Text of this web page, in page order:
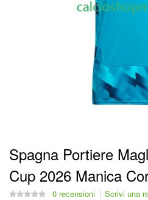
Spagna Portiere
Cup 2026 Manica
0 recensioni Scrivi una